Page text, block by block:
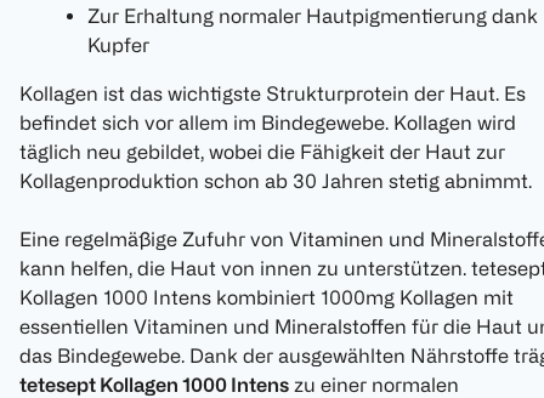
Zur Erhaltung normaler Hautpigmentierung dank
Kupfer
Kollagen ist das wichtigste Strukturprotein der Haut. Es
befindet sich vor allem im Bindegewebe. Kollagen wird
täglich neu gebildet, wobei die Fähigkeit der Haut zur
Kollagenproduktion schon ab 30 Jahren stetig abnimmt.
Eine regelmäßige Zufuhr von Vitaminen und
kann helfen, die Haut von innen zu unterstützen.
Kollagen 1000 Intens kombiniert 1000mg Kollagen mit
essentiellen Vitaminen und Mineralstoffen für die Haut
das Bindegewebe. Dank der ausgewählten Nährstoffe
tetesept Kollagen 1000 Intens zu einer normalen